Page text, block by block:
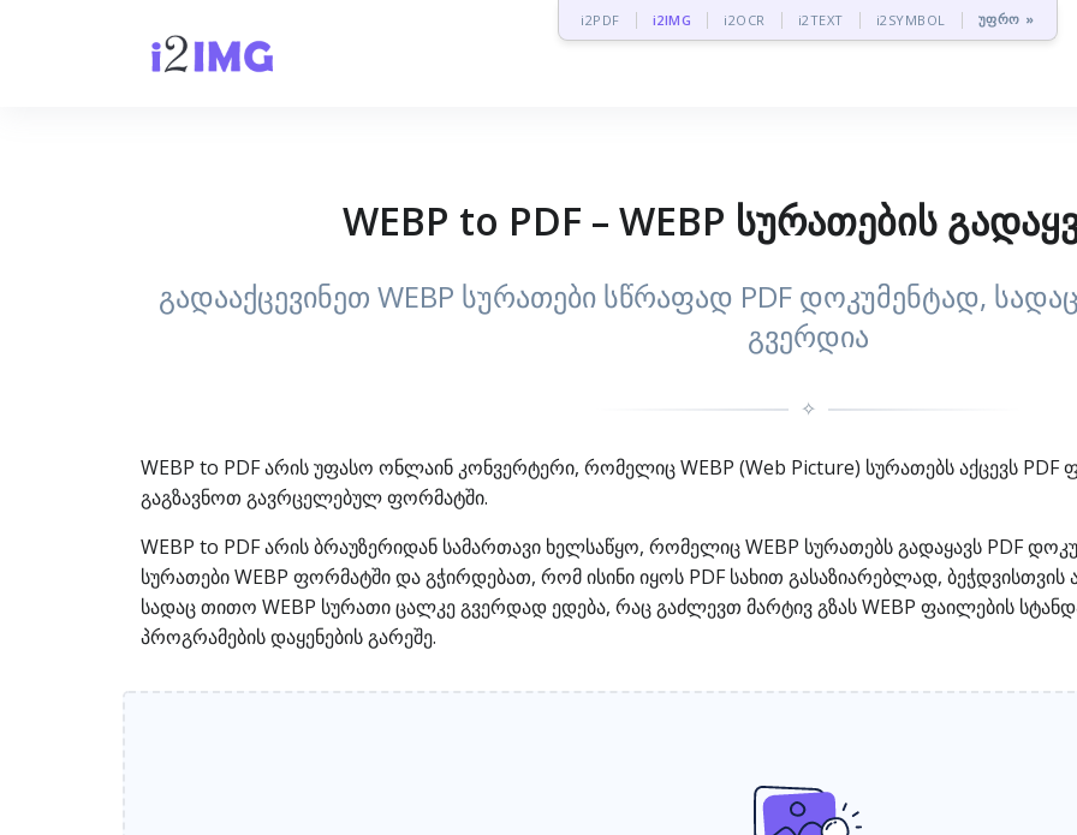
i2PDF i2IMG i2OCR i2TEXT i2SYMBOL უფრო »
WEBP to PDF – WEBP სურათების
გადააქცევინეთ WEBP სურათები სწრაფად PDF დოკუმენტად,
გვერდია
✧
WEBP to PDF არის უფასო ონლაინ კონვერტერი, რომელიც WEBP (Web Picture) სურათებს აქცევს
გაგზავნოთ გავრცელებულ ფორმატში.
WEBP to PDF არის ბრაუზერიდან სამართავი ხელსაწყო, რომელიც WEBP სურათებს გადაყავს PDF
სურათები WEBP ფორმატში და გჭირდებათ, რომ ისინი იყოს PDF სახით გასაზიარებლად, ბეჭდვისთვის
სადაც თითო WEBP სურათი ცალკე გვერდად ედება, რაც გაძლევთ მარტივ გზას WEBP ფაილების
პროგრამების დაყენების გარეშე.